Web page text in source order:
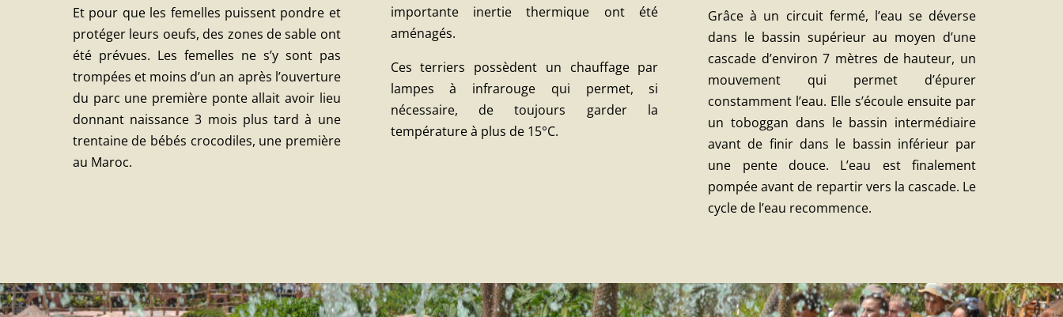
Et pour que les femelles puissent pondre et
protéger leurs oeufs, des zones de sable ont
été prévues. Les femelles ne s’y sont pas
trompées et moins d’un an après l’ouverture
du parc une première ponte allait avoir lieu
donnant naissance 3 mois plus tard à une
trentaine de bébés crocodiles, une première
au Maroc.
importante inertie thermique ont été
aménagés.
Ces terriers possèdent un chauffage par
lampes à infrarouge qui permet, si
nécessaire, de toujours garder la
température à plus de 15°C.
Grâce à un circuit fermé, l’eau se déverse
dans le bassin supérieur au moyen d’une
cascade d’environ 7 mètres de hauteur, un
mouvement qui permet d’épurer
constamment l’eau. Elle s’écoule ensuite par
un toboggan dans le bassin intermédiaire
avant de finir dans le bassin inférieur par
une pente douce. L’eau est finalement
pompée avant de repartir vers la cascade. Le
cycle de l’eau recommence.